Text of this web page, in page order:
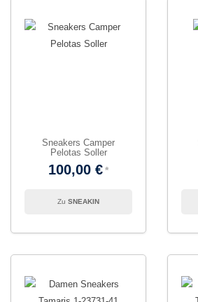
Sneakers Camper
Pelotas Soller
100,00 €
SNEAKIN